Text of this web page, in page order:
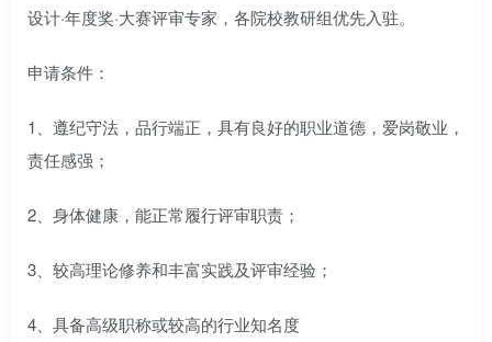
设计·年度奖·大赛评审专家，各院校教研组优先入驻。
申请条件：
1、遵纪守法，品行端正，具有良好的职业道德，爱岗敬业，
责任感强；
2、身体健康，能正常履行评审职责；
3、较高理论修养和丰富实践及评审经验；
4、具备高级职称或较高的行业知名度